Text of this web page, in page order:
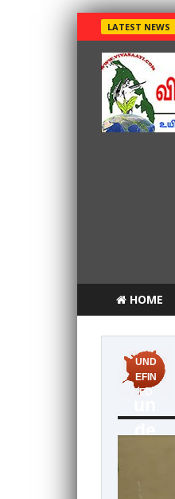
LATEST NEWS
HOME
UND
EFIN
ED
de
ed